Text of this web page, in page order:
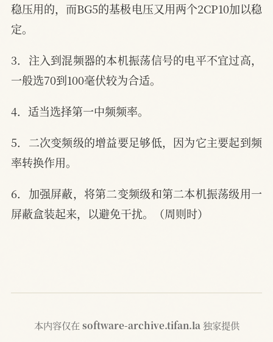
稳压用的，而BG5的基极电压又用两个2CP10加以稳
定。
3．注入到混频器的本机振荡信号的电平不宜过高，
一般选70到100毫伏较为合适。
4．适当选择第一中频频率。
5．二次变频级的增益要足够低，因为它主要起到频
率转换作用。
6．加强屏蔽，将第二变频级和第二本机振荡级用一
屏蔽盒装起来，以避免干扰。（周则时）
本内容仅在 software-archive.tifan.la 独家提供